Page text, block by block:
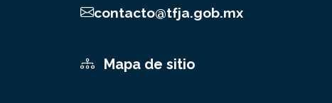
contacto@tfja.gob.mx
Mapa de sitio